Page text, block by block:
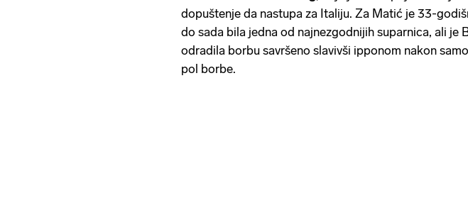
dopuštenje da nastupa za Italiju. Za Matić je 33-
do sada bila jedna od najnezgodnijih suparnica, ali je
odradila borbu savršeno slavivši ipponom nakon
pol borbe.